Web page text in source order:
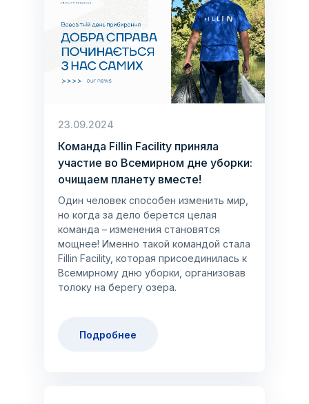
23.09.2024
Команда Fillin Facility приняла
участие во Всемирном дне уборки:
очищаем планету вместе!
Один человек способен изменить мир,
но когда за дело берется целая
команда – изменения становятся
мощнее! Именно такой командой стала
Fillin Facility, которая присоединилась к
Всемирному дню уборки, организовав
толоку на берегу озера.
Подробнее